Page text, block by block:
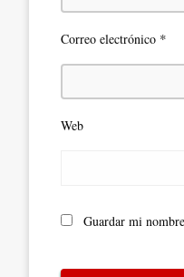
Correo electrónico *
Web
Guardar mi